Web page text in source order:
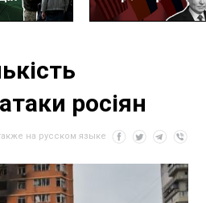
росіян
на русском языке